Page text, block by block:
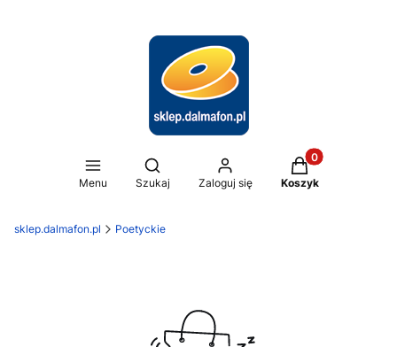
Menu
Otwórz wyszukiwarkę
Szukaj Zaloguj się
Produkty w
Koszyk
sklep.dalmafon.pl Poetyckie